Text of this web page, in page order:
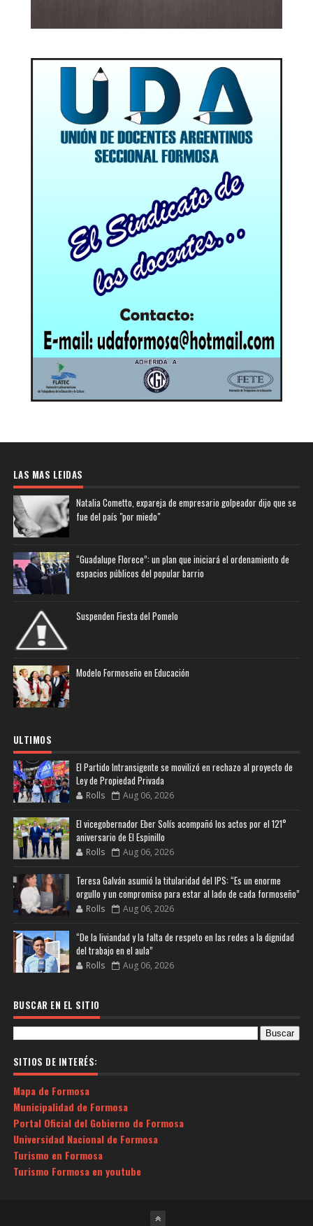
LAS MAS LEIDAS
Natalia Cometto, expareja de empresario golpeador dijo que se
fue del país "por miedo"
“Guadalupe Florece”: un plan que iniciará el ordenamiento de
espacios públicos del popular barrio
Suspenden Fiesta del Pomelo
Modelo Formoseño en Educación
ULTIMOS
El Partido Intransigente se movilizó en rechazo al proyecto de
Ley de Propiedad Privada
Rolls Aug 06, 2026
El vicegobernador Eber Solís acompañó los actos por el 121°
aniversario de El Espinillo
Rolls Aug 06, 2026
Teresa Galván asumió la titularidad del IPS: “Es un enorme
orgullo y un compromiso para estar al lado de cada formoseño”
Rolls Aug 06, 2026
“De la liviandad y la falta de respeto en las redes a la dignidad
del trabajo en el aula”
Rolls Aug 06, 2026
BUSCAR EN EL SITIO
SITIOS DE INTERÉS:
Mapa de Formosa
Municipalidad de Formosa
Portal Oficial del Gobierno de Formosa
Universidad Nacional de Formosa
Turismo en Formosa
Turismo Formosa en youtube